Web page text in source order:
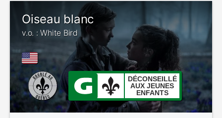
Oiseau blanc
v.o. : White Bird
DÉCONSEILLÉ
AUX JEUNES
ENFANTS